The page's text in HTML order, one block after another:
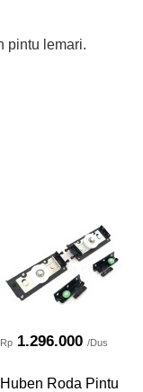
pintu lemari.
Rp 1.296.000 /Dus
Huben Roda Pintu